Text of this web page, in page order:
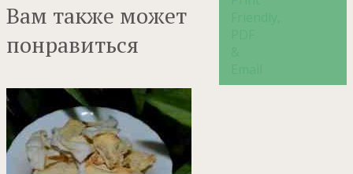
Вам также может
понравиться